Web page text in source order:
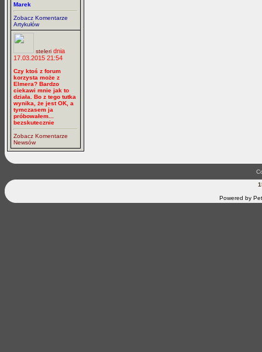
Marek
Zobacz Komentarze
Artykułów
steleri dnia
17.03.2015 21:54
Czy ktoś z forum
korzysta może z
Elmera? Bardzo
ciekawi mnie jak to
działa. Bo z tego tutka
wynika, że jest OK, a
tymczasem ja
próbowałem...
bezskutecznie
Zobacz Komentarze
Newsów
Powered by